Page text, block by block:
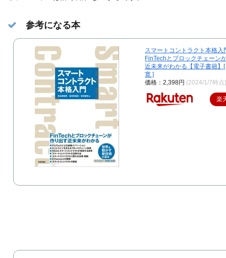
参考になる本
スマートコントラクト本格入
FinTechとブロックチェーン
近未来がわかる【電子書籍】
寛 ]
価格：2,398円 (2024/1/7時点
楽